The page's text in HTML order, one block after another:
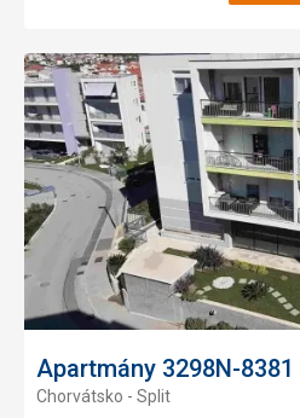
Apartmány 3298N-8381
Chorvátsko - Split